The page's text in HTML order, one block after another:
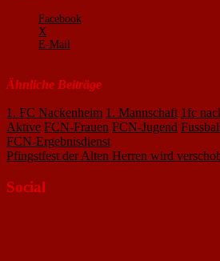
Facebook
X
E-Mail
Ähnliche Beiträge
1. FC Nackenheim 1. Mannschaft 1fc
Aktive FCN-Frauen FCN-Jugend
Beitragsnavigation
FCN-Ergebnisdienst
Pfingstfest der Alten Herren wird
Social